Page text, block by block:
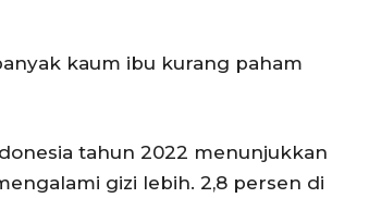
kaum ibu kurang paham
tahun 2022 menunjukkan
gizi lebih. 2,8 persen di